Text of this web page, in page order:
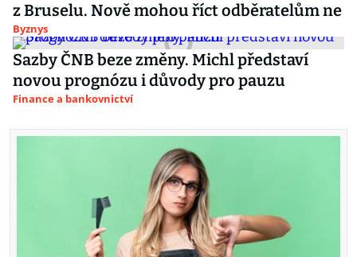
z Bruselu. Nově mohou říct odběratelům ne
Byznys
Sazby ČNB beze změny. Michl představí
novou prognózu i důvody pro pauzu
Finance a bankovnictví